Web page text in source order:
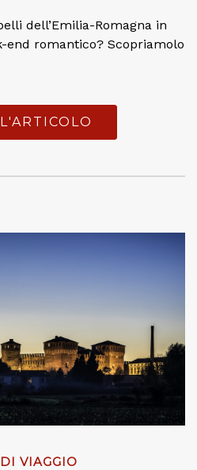
dell’Emilia-Romagna in
romantico? Scopriamolo
VIAGGIO